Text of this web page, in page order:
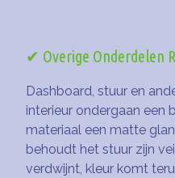
✔ Overige Onderdelen
Dashboard, stuur en
interieur ondergaan een
materiaal een matte
behoudt het stuur zijn
verdwijnt, kleur komt